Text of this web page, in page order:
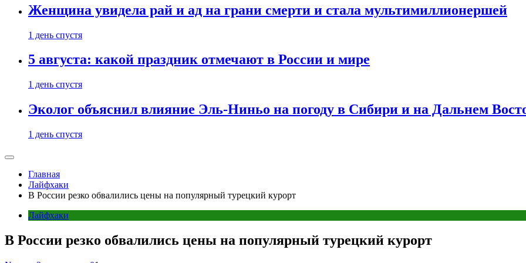
Женщина увидела рай и ад на грани смерти и стала мультимиллионершей
1 день спустя
5 августа: какой праздник отмечают в России и мире
1 день спустя
Эколог объяснил влияние Эль-Ниньо на погоду в Сибири и на Дальнем
1 день спустя
Главная
Лайфхаки
В России резко обвалились цены на популярный турецкий курорт
Лайфхаки
В России резко обвалились цены на популярный турецкий курорт